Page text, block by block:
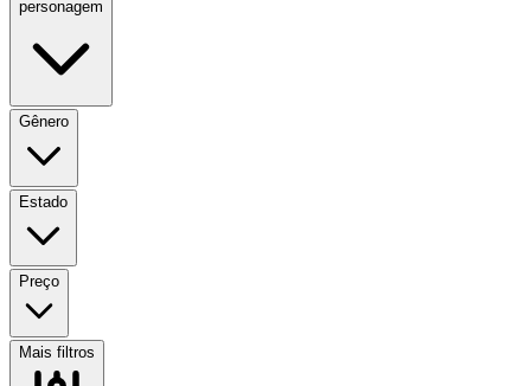
personagem
Gênero
Estado
Preço
Mais filtros